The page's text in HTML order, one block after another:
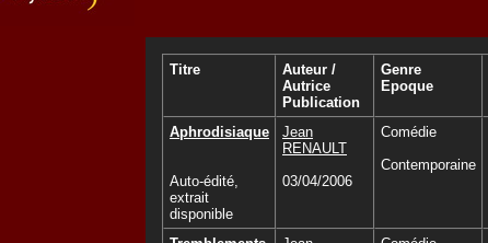
Titre
Auteur /
Autrice
Publication
Genre
Epoque
Aphrodisiaque
Auto-édité,
extrait
disponible
Jean
RENAULT
03/04/2006
Comédie
Contemporaine